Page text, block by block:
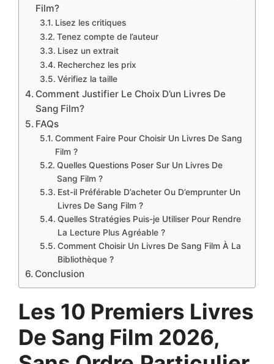
Film?
Lisez les critiques
Tenez compte de l’auteur
Lisez un extrait
Recherchez les prix
Vérifiez la taille
Comment Justifier Le Choix D’un Livres De
Sang Film?
FAQs
Comment Faire Pour Choisir Un Livres De Sang
Film ?
Quelles Questions Poser Sur Un Livres De
Sang Film ?
Est-il Préférable D’acheter Ou D’emprunter Un
Livres De Sang Film ?
Quelles Stratégies Puis-je Utiliser Pour Rendre
La Lecture Plus Agréable ?
Comment Choisir Un Livres De Sang Film À La
Bibliothèque ?
Conclusion
Les 10 Premiers Livres
De Sang Film 2026,